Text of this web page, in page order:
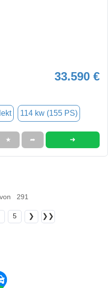
33.590 €
114 kw (155 PS)
★ ➦ ➜
291
5 ❯ ❯❯